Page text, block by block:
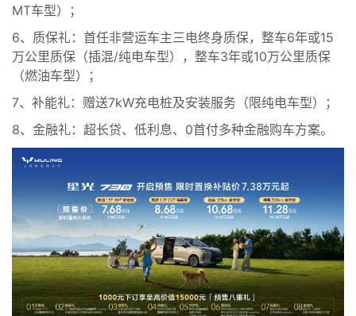
MT车型）；
6、质保礼：首任非营运车主三电终身质保，整车6年或15
万公里质保（插混/纯电车型），整车3年或10万公里质保
（燃油车型）；
7、补能礼：赠送7kW充电桩及安装服务（限纯电车型）；
8、金融礼：超长贷、低利息、0首付多种金融购车方案。